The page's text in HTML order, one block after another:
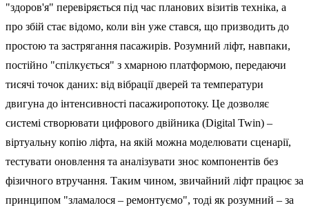
"здоров'я" перевіряється під час планових візитів техніка, а
про збій стає відомо, коли він уже стався, що призводить до
простою та застрягання пасажирів. Розумний ліфт, навпаки,
постійно "спілкується" з хмарною платформою, передаючи
тисячі точок даних: від вібрації дверей та температури
двигуна до інтенсивності пасажиропотоку. Це дозволяє
системі створювати цифрового двійника (Digital Twin) –
віртуальну копію ліфта, на якій можна моделювати сценарії,
тестувати оновлення та аналізувати знос компонентів без
фізичного втручання. Таким чином, звичайний ліфт працює за
принципом "зламалося – ремонтуємо", тоді як розумний – за